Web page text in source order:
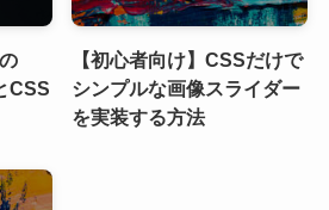
CSS
【初心者向け】CSSだけで
シンプルな画像スライダー
を実装する方法